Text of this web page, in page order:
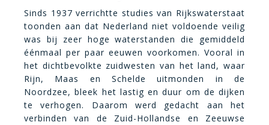
Sinds 1937 verrichtte studies van Rijkswaterstaat
toonden aan dat Nederland niet voldoende veilig
was bij zeer hoge waterstanden die gemiddeld
éénmaal per paar eeuwen voorkomen. Vooral in
het dichtbevolkte zuidwesten van het land, waar
Rijn, Maas en Schelde uitmonden in de
Noordzee, bleek het lastig en duur om de dijken
te verhogen. Daarom werd gedacht aan het
verbinden van de Zuid-Hollandse en Zeeuwse